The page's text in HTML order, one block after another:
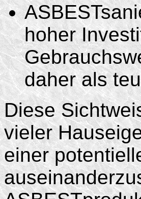
hoher
daher als
Diese
vieler
einer